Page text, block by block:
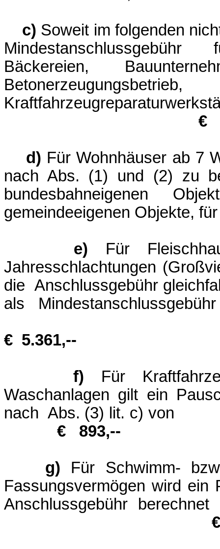
c) Soweit im folgenden
Bäckereien,
€
d) Für Wohnhäuser ab 7
nach Abs. (1) und (2) zu
bundesbahneigenen
gemeindeeigenen Objekte,
e) Für
Jahresschlachtungen
die Anschlussgebühr
als
€ 5.361,--
f) Für
Waschanlagen gilt ein
nach Abs.
€ 893,--
g) Für Schwimm-
Fassungsvermögen wird